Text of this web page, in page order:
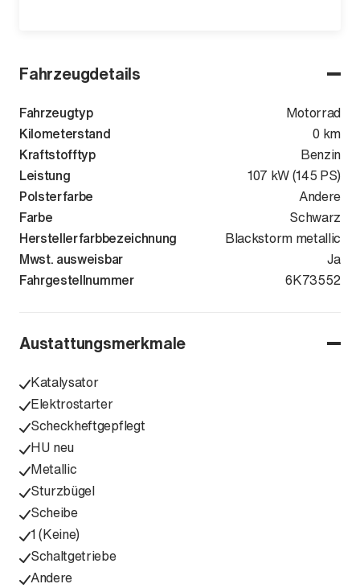
Fahrzeugdetails
Fahrzeugtyp
Motorrad
Kilometerstand
0 km
Kraftstofftyp
Benzin
Leistung
107 kW (145 PS)
Polsterfarbe
Andere
Farbe
Schwarz
Herstellerfarbbezeichnung
Blackstorm metallic
Mwst. ausweisbar
Ja
Fahrgestellnummer
6K73552
Austattungsmerkmale
Katalysator
Elektrostarter
Scheckheftgepflegt
HU neu
Metallic
Sturzbügel
Scheibe
1 (Keine)
Schaltgetriebe
Andere